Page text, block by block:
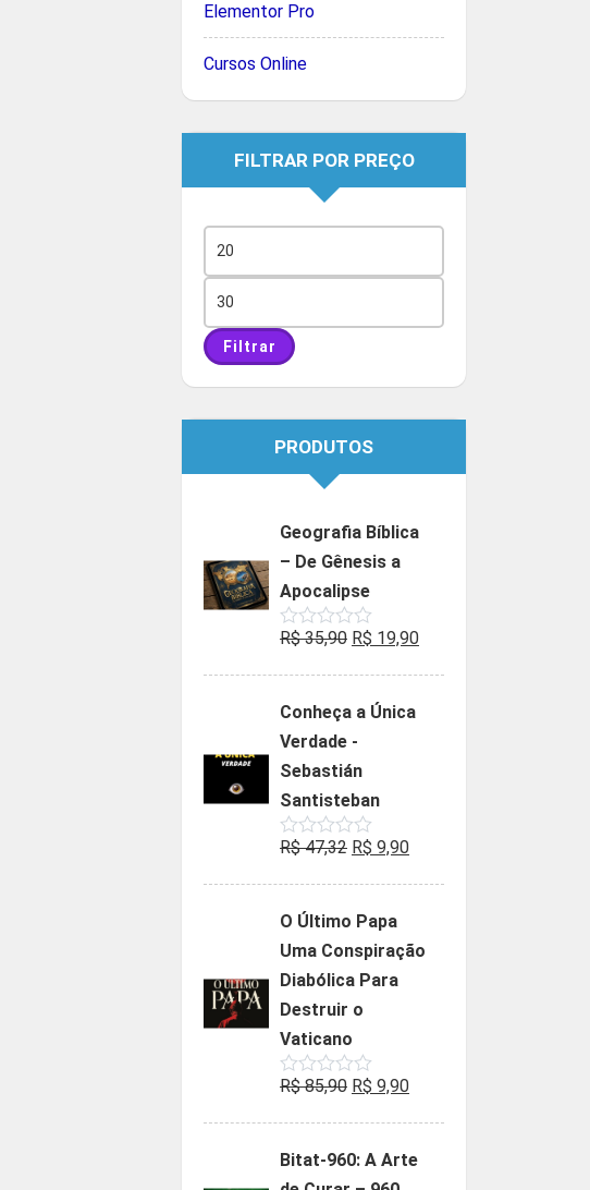
Elementor Pro
Cursos Online
FILTRAR POR PREÇO
mínimo
máximo
Filtrar
PRODUTOS
Geografia Bíblica
– De Gênesis a
Apocalipse
Avaliação
de
R$35,90 O
era:
R$ 19,90O
Conheça a Única
Verdade -
Sebastián
Santisteban
Avaliação
de
R$47,32 O
era:
R$ 47,32.
R$ 9,90O
R$ 9,90.
O Último Papa
Uma Conspiração
Diabólica Para
Destruir o
Vaticano
Avaliação
de
R$85,90 O
era:
R$ 9,90O
é:
Bitat-960: A Arte